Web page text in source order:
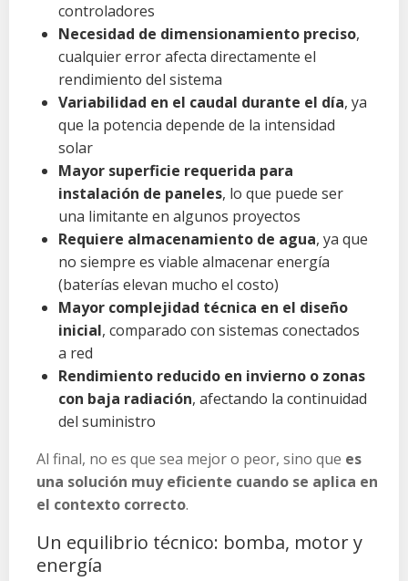
controladores
Necesidad de dimensionamiento preciso,
cualquier error afecta directamente el
rendimiento del sistema
Variabilidad en el caudal durante el día, ya
que la potencia depende de la intensidad
solar
Mayor superficie requerida para
instalación de paneles, lo que puede ser
una limitante en algunos proyectos
Requiere almacenamiento de agua, ya que
no siempre es viable almacenar energía
(baterías elevan mucho el costo)
Mayor complejidad técnica en el diseño
inicial, comparado con sistemas conectados
a red
Rendimiento reducido en invierno o zonas
con baja radiación, afectando la continuidad
del suministro
Al final, no es que sea mejor o peor, sino que es
una solución muy eficiente cuando se aplica en
el contexto correcto.
Un equilibrio técnico: bomba, motor y
energía